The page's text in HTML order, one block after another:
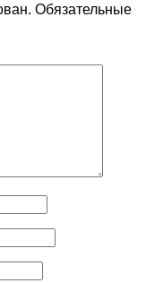
Обязательные